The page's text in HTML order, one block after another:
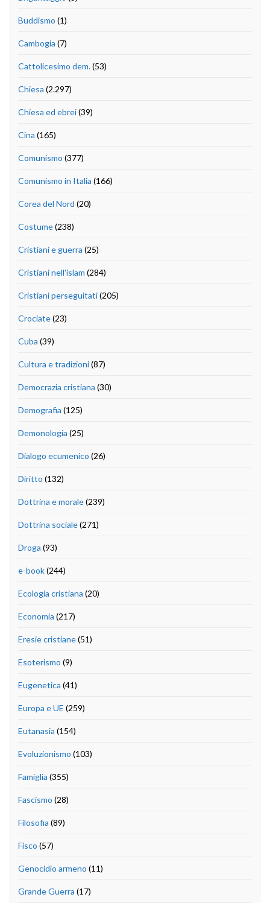
Buddismo (1)
Cambogia (7)
Cattolicesimo dem.(53)
Chiesa (2.297)
Chiesa ed ebrei(39)
Cina (165)
Comunismo (377)
Comunismo in Italia (166)
Corea del Nord (20)
Costume(238)
Cristiani e guerra (25)
Cristiani nell'islam (284)
Cristiani perseguitati(205)
Crociate(23)
Cuba (39)
Cultura e tradizioni(87)
Democrazia cristiana (30)
Demografia (125)
Demonologia (25)
Dialogo ecumenico (26)
Diritto (132)
Dottrina e morale(239)
Dottrina sociale(271)
Droga (93)
e-book(244)
Ecologia cristiana (20)
Economia (217)
Eresie cristiane(51)
Esoterismo (9)
Eugenetica (41)
Europa e UE (259)
Eutanasia (154)
Evoluzionismo (103)
Famiglia (355)
Fascismo (28)
Filosofia (89)
Fisco (57)
Genocidio armeno (11)
Grande Guerra (17)